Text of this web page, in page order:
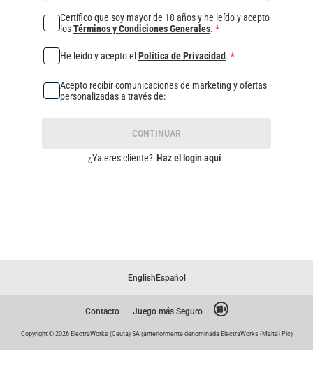
Certifico que soy mayor de 18 años y he leído y acepto
losTérminos y Condiciones Generales. *
He leído y acepto el Política de Privacidad. *
Acepto recibir comunicaciones de marketing y ofertas
personalizadas a través de:
CONTINUAR
¿Ya eres cliente? Haz el login aquí
English Español
Contacto Juego más Seguro
Copyright © 2026 ElectraWorks (Ceuta) SA (anteriormente denominada ElectraWorks (Malta) Plc)